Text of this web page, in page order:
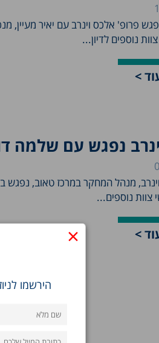
×
הירשמו
נפגש פרופ' אלכס וינרב עם יאיר
נוספים לדיון...
>
נפגש עם שלמה
מנהל המחקר במרכז טאוב,
צוות נוספים...
>